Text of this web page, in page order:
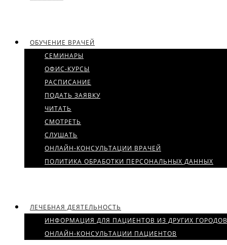
ОБУЧЕНИЕ ВРАЧЕЙ
СЕМИНАРЫ
ОФИС-КУРСЫ
РАСПИСАНИЕ
ПОДАТЬ ЗАЯВКУ
ЧИТАТЬ
СМОТРЕТЬ
СЛУШАТЬ
ОНЛАЙН-КОНСУЛЬТАЦИИ ВРАЧЕЙ
ПОЛИТИКА ОБРАБОТКИ ПЕРСОНАЛЬНЫХ ДАННЫХ
ЛЕЧЕБНАЯ ДЕЯТЕЛЬНОСТЬ
ИНФОРМАЦИЯ ДЛЯ ПАЦИЕНТОВ ИЗ ДРУГИХ ГОРОДОВ
ОНЛАЙН-КОНСУЛЬТАЦИИ ПАЦИЕНТОВ